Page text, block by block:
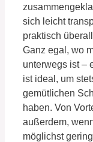
sich leicht
praktisch
Ganz egal, wo
unterwegs ist –
ist ideal, um
gemütlichen
haben. Von
außerdem,
möglichst